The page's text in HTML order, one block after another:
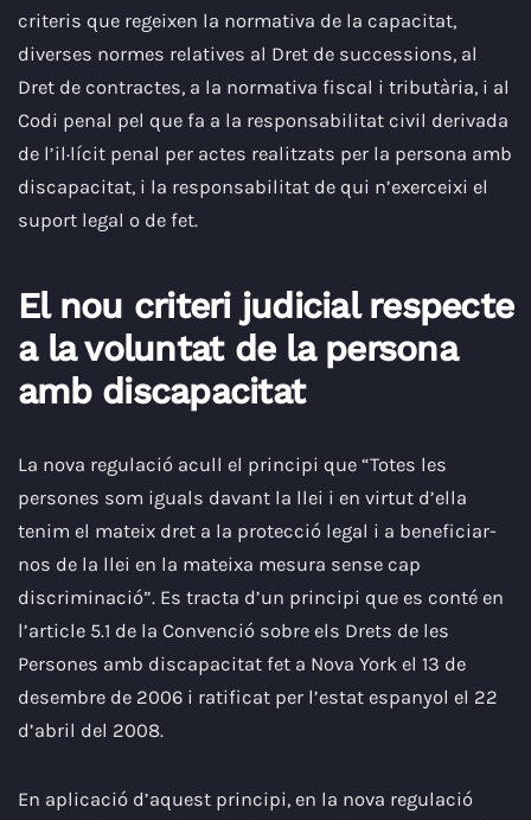
criteris que regeixen la normativa de la capacitat,
diverses normes relatives al Dret de successions, al
Dret de contractes, a la normativa fiscal i tributària, i al
Codi penal pel que fa a la responsabilitat civil derivada
de l’il·lícit penal per actes realitzats per la persona amb
discapacitat, i la responsabilitat de qui n’exerceixi el
suport legal o de fet.
El nou criteri judicial respecte
a la voluntat de la persona
amb discapacitat
La nova regulació acull el principi que “Totes les
persones som iguals davant la llei i en virtut d’ella
tenim el mateix dret a la protecció legal i a beneficiar-
nos de la llei en la mateixa mesura sense cap
discriminació”. Es tracta d’un principi que es conté en
l’article 5.1 de la Convenció sobre els Drets de les
Persones amb discapacitat fet a Nova York el 13 de
desembre de 2006 i ratificat per l’estat espanyol el 22
d’abril del 2008.
En aplicació d’aquest principi, en la nova regulació